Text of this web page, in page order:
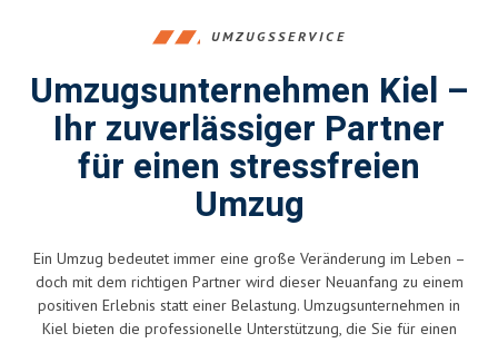
UMZUGSSERVICE
Umzugsunternehmen Kiel –
Ihr zuverlässiger Partner
für einen stressfreien
Umzug
Ein Umzug bedeutet immer eine große Veränderung im Leben –
doch mit dem richtigen Partner wird dieser Neuanfang zu einem
positiven Erlebnis statt einer Belastung. Umzugsunternehmen in
Kiel bieten die professionelle Unterstützung, die Sie für einen